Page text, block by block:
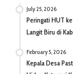
July 25, 2026
Peringati HUT
Langit Biru di
February 5, 2026
Kepala Desa